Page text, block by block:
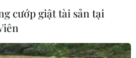
truy quét IS,
phạm
cướp giật tài sản tại